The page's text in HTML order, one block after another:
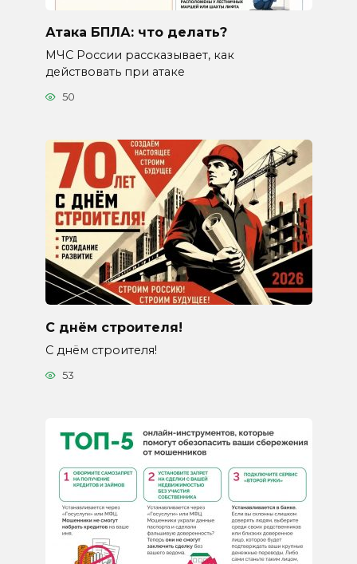
Атака БПЛА: что делать?
МЧС России рассказывает, как
действовать при атаке
50
С днём строителя!
С днём строителя!
53